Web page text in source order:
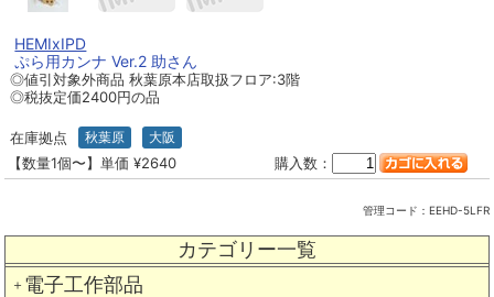
カテゴリー一覧
＋ 電子工作部品
HEMIxIPD
ぷら用カンナ Ver.2 助さん
◎値引対象外商品 秋葉原本店取扱フロア:3階
◎税抜定価2400円の品
在庫拠点 秋葉原 大阪
【数量1個〜】単価 ¥2640 購入数：
管理コード： EEHD-5LFR